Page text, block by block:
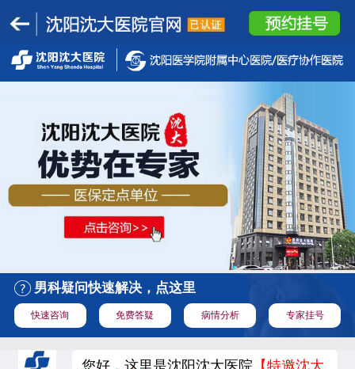
男科疑问快速解决，点这里
快速咨询 免费答疑 病情分析 专家挂号